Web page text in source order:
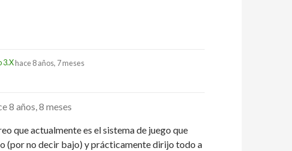
3.Xhace 8 años, 7 meses
8 años, 8 meses
que actualmente es el sistema de juego que
(por no decir bajo) y prácticamente dirijo todo a